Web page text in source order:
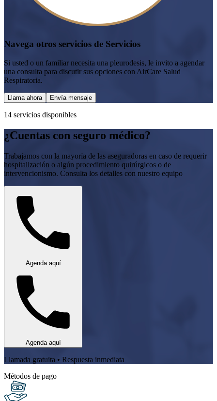
Navega otros servicios de Servicios
Si usted o un familiar necesita una pleurodesis, le invito a agendar
una consulta para discutir sus opciones con AirCare Salud
Respiratoria.
Llama ahora Envía mensaje
14 servicios disponibles
¿Cuentas con seguro médico?
Trabajamos con la mayoría de las aseguradoras en caso de requerir
hospitalización o algún procedimiento quirúrgicos o de
intervencionismo. Consulta los detalles con nuestro equipo
Agenda aquí
Agenda aquí
Llamada gratuita • Respuesta inmediata
Métodos de pago